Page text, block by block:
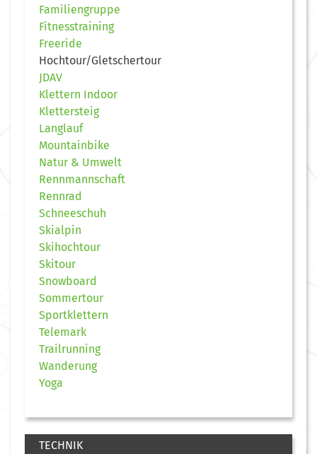
Familiengruppe
Fitnesstraining
Freeride
Hochtour/Gletschertour
JDAV
Klettern Indoor
Klettersteig
Langlauf
Mountainbike
Natur & Umwelt
Rennmannschaft
Rennrad
Schneeschuh
Skialpin
Skihochtour
Skitour
Snowboard
Sommertour
Sportklettern
Telemark
Trailrunning
Wanderung
Yoga
TECHNIK